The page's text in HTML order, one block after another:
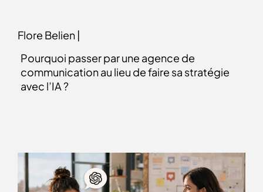
Flore Belien |
Pourquoi passer par une agence de
communication au lieu de faire sa stratégie
avec l’IA ?